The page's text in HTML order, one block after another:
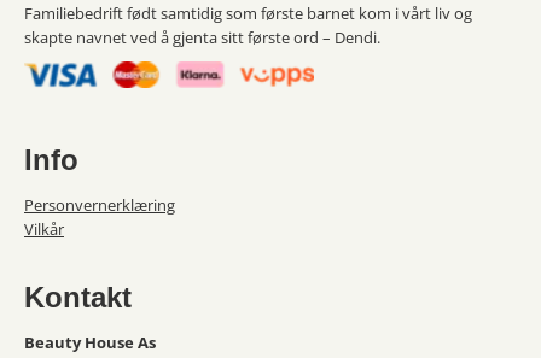
Familiebedrift født samtidig som første barnet kom i vårt liv og
skapte navnet ved å gjenta sitt første ord – Dendi.
Info
Personvernerklæring
Vilkår
Kontakt
Beauty House As